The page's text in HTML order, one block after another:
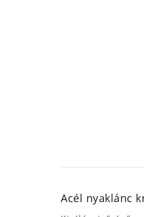
Acél nyaklánc